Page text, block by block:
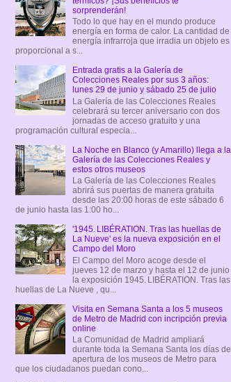
sorprenderán!
Todo lo que hay en el mundo produce
energía en forma de calor. La cantidad de
energía infrarroja que irradia un objeto es
proporcional a s...
Entrada gratis a la Galería de
Colecciones Reales por sus 3 años:
lunes 29 de junio y sábado 25 de julio
La Galería de las Colecciones Reales
celebrará su tercer aniversario con dos
jornadas de acceso gratuito y una
programación cultural especia...
La Noche en Blanco (y Amarillo) llega a la
Galería de las Colecciones Reales y
estos otros museos
La Galería de las Colecciones Reales
abrirá sus puertas de manera gratuita
desde las 20:00 horas de este sábado 6
de junio hasta las 1:00 ho...
'1945. LIBÉRATION. Tras las huellas de
La Nueve' es la nueva exposición en el
Campo del Moro
El Campo del Moro acoge desde el
jueves 12 de marzo y hasta el 12 de junio
la exposición 1945. LIBÉRATION. Tras las
huellas de La Nueve , qu...
Visita en Semana Santa a los 5 museos
de Metro de Madrid con incripción previa
online
La Comunidad de Madrid ampliará
durante toda la Semana Santa los días de
apertura de los museos de Metro para
que los ciudadanos puedan cono...